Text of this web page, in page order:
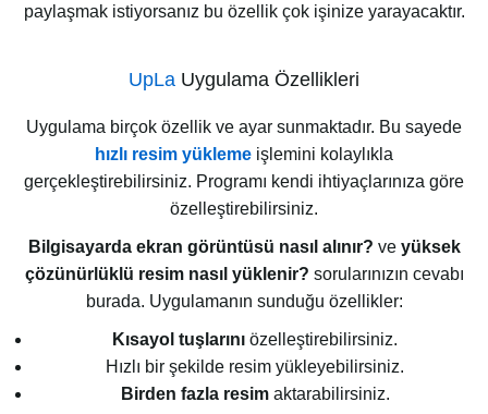
paylaşmak istiyorsanız bu özellik çok işinize yarayacaktır.
UpLa Uygulama Özellikleri
Uygulama birçok özellik ve ayar sunmaktadır. Bu sayede
hızlı resim yükleme işlemini kolaylıkla
gerçekleştirebilirsiniz. Programı kendi ihtiyaçlarınıza göre
özelleştirebilirsiniz.
Bilgisayarda ekran görüntüsü nasıl alınır? ve yüksek
çözünürlüklü resim nasıl yüklenir? sorularınızın cevabı
burada. Uygulamanın sunduğu özellikler:
Kısayol tuşlarını özelleştirebilirsiniz.
Hızlı bir şekilde resim yükleyebilirsiniz.
Birden fazla resimaktarabilirsiniz.